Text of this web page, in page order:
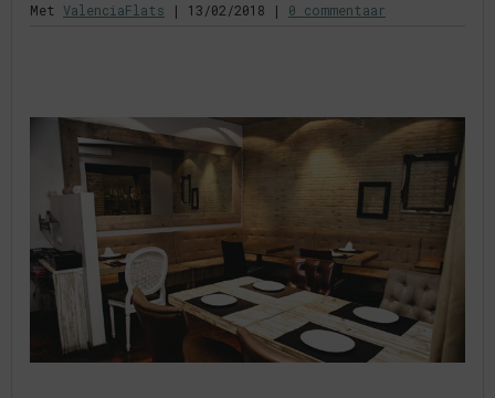
Met ValenciaFlats | 13/02/2018 | 0 commentaar